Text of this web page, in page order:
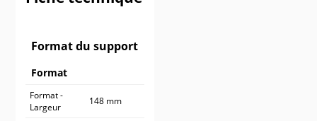
Format du support
Format
Format -
Largeur
148 mm